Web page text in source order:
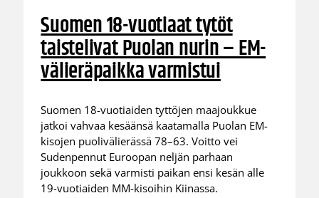
Suomen 18-vuotiaat tytöt
taistelivat Puolan nurin – EM-
välieräpaikka varmistui
Suomen 18-vuotiaiden tyttöjen maajoukkue
jatkoi vahvaa kesäänsä kaatamalla Puolan EM-
kisojen puolivälierässä 78–63. Voitto vei
Sudenpennut Euroopan neljän parhaan
joukkoon sekä varmisti paikan ensi kesän alle
19-vuotiaiden MM-kisoihin Kiinassa.